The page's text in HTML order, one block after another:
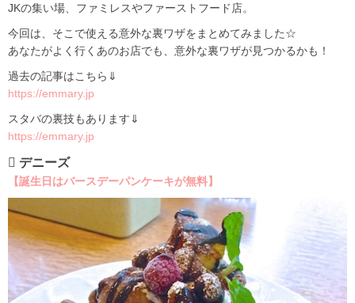
JKの集い場、ファミレスやファーストフード店。
今回は、そこで使える意外な裏ワザをまとめてみました☆
あなたがよく行くあのお店でも、意外な裏ワザが見つかるかも！
過去の記事はこちら⇓
https://emmary.jp
スタバの裏技もあります⇓
https://emmary.jp
 デニーズ
【誕生日はバースデーパンケーキが無料】